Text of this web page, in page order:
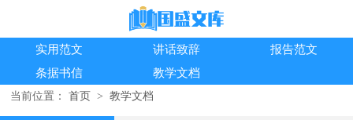
实用范文 讲话致辞
报告范文
条据书信
教学文档
当前位置： 首页 > 教学文档